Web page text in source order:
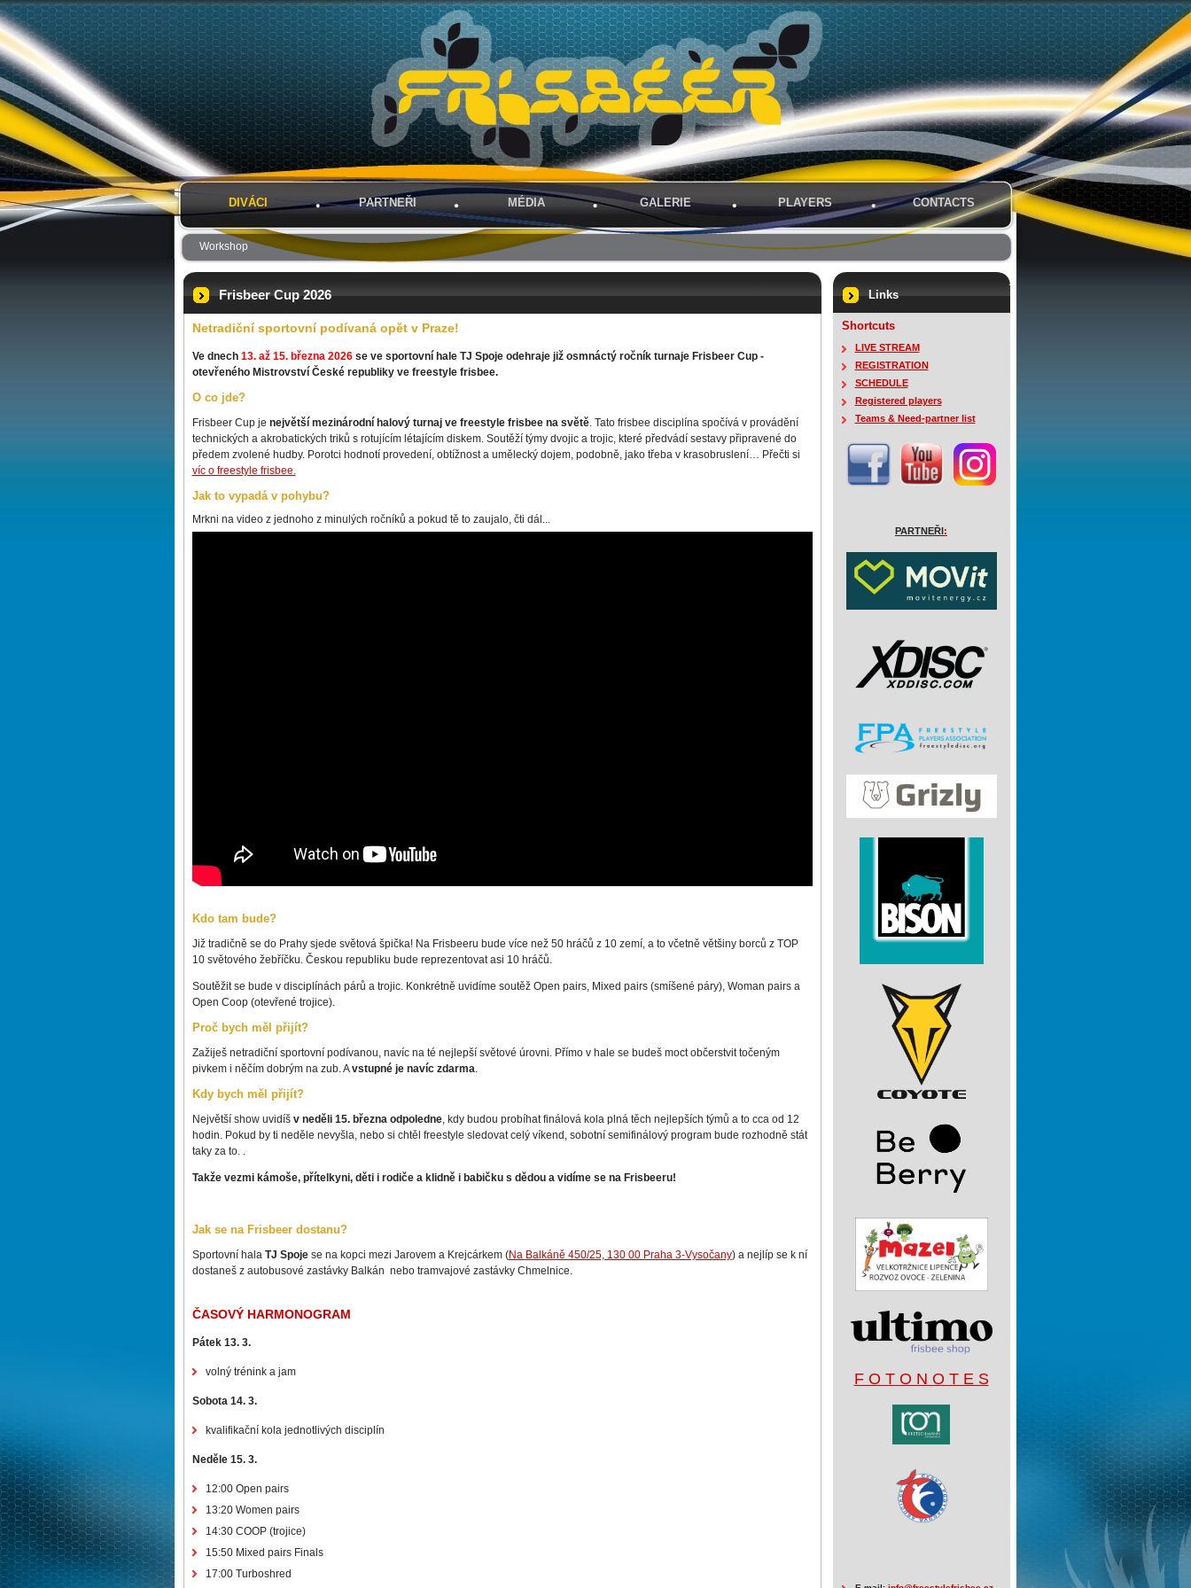
DIVÁCI PARTNEŘI MÉDIA GALERIE PLAYERS CONTACTS
Workshop
Frisbeer Cup 2026
Netradiční sportovní podívaná opět v Praze!
Ve dnech 13. až 15. března 2026 se ve sportovní hale TJ Spoje odehraje již osmnáctý ročník turnaje Frisbeer Cup -
otevřeného Mistrovství České republiky ve freestyle frisbee.
O co jde?
Frisbeer Cup je největší mezinárodní halový turnaj ve freestyle frisbee na světě. Tato frisbee disciplína spočívá v provádění
technických a akrobatických triků s rotujícím létajícím diskem. Soutěží týmy dvojic a trojic, které předvádí sestavy připravené do
předem zvolené hudby. Porotci hodnotí provedení, obtížnost a umělecký dojem, podobně, jako třeba v krasobruslení… Přečti si
víc o freestyle frisbee.
Jak to vypadá v pohybu?
Mrkni na video z jednoho z minulých ročníků a pokud tě to zaujalo, čti dál...
Kdo tam bude?
Již tradičně se do Prahy sjede světová špička! Na Frisbeeru bude více než 50 hráčů z 10 zemí, a to včetně většiny borců z TOP
10 světového žebříčku. Českou republiku bude reprezentovat asi 10 hráčů.
Soutěžit se bude v disciplínách párů a trojic. Konkrétně uvidíme soutěž Open pairs, Mixed pairs (smíšené páry), Woman pairs a
Open Coop (otevřené trojice).
Proč bych měl přijít?
Zažiješ netradiční sportovní podívanou, navíc na té nejlepší světové úrovni. Přímo v hale se budeš moct občerstvit točeným
pivkem i něčím dobrým na zub. Avstupné je navíc zdarma.
Kdy bych měl přijít?
Největší show uvidíš v neděli 15. března odpoledne, kdy budou probíhat finálová kola plná těch nejlepších týmů a to cca od 12
hodin. Pokud by ti neděle nevyšla, nebo si chtěl freestyle sledovat celý víkend, sobotní semifinálový program bude rozhodně stát
taky za to. .
Takže vezmi kámoše, přítelkyni, děti i rodiče a klidně i babičku s dědou a vidíme se na Frisbeeru!
Jak se na Frisbeer dostanu?
Sportovní halaTJ Spojese na kopci mezi Jarovem a Krejcárkem (Na Balkáně 450/25, 130 00 Praha 3-Vysočany) a nejlíp se k ní
dostaneš z autobusové zastávky Balkán nebo tramvajové zastávky Chmelnice.
ČASOVÝ HARMONOGRAM
Pátek 13. 3.
volný trénink a jam
Sobota 14. 3.
kvalifikační kola jednotlivých disciplín
Neděle 15. 3.
12:00 Open pairs
13:20 Women pairs
14:30 COOP (trojice)
15:50 Mixed pairs Finals
17:00 Turboshred
Links
Shortcuts
LIVE STREAM
REGISTRATION
SCHEDULE
Registered players
Teams & Need-partner list
PARTNEŘI:
F O T O N O T E S